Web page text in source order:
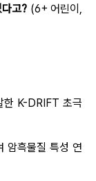
고? (6+ 어린이,
한 K-DRIFT 초극
암흑물질 특성 연